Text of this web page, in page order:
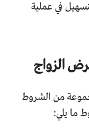
في عملية
الزواج
من الشروط
ما يلي: